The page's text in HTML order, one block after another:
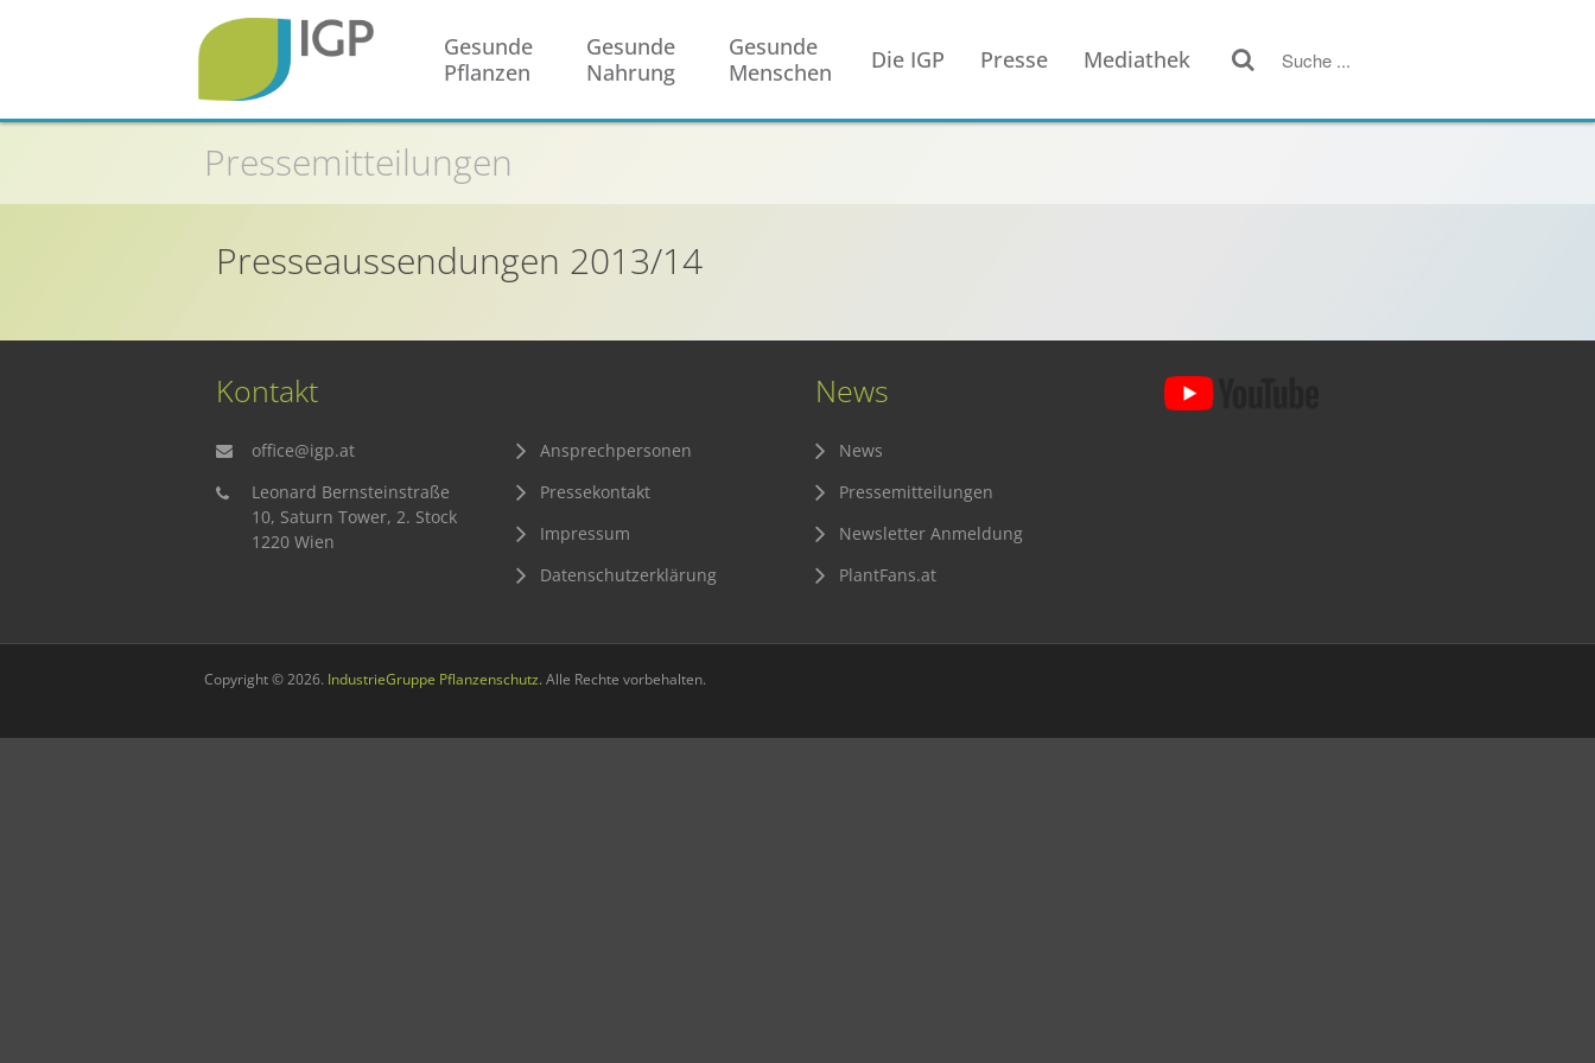
Startseite
In der Landwirtschaft
Integrierter Pflanzenschutz
Geschichte des Pflanzenschutzes
Forschung & Entwicklung
Nutzen von Pflanzenschutzmitteln
Gepflegtes Eigenheim
Gesunde
Pflanzen
Gesunde
Nahrung
Gesunde
Menschen
Die IGP Presse Mediathek
Pressemitteilungen
Presseaussendungen 2013/14
Kontakt
office@igp.at
Leonard Bernsteinstraße
10, Saturn Tower, 2. Stock
1220 Wien
Ansprechpersonen
Pressekontakt
Impressum
Datenschutzerklärung
News
News
Pressemitteilungen
Newsletter Anmeldung
PlantFans.at
Copyright © 2026. IndustrieGruppe Pflanzenschutz. Alle Rechte vorbehalten.